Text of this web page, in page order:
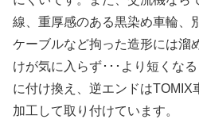
線、重厚感のある黒染め車輪、
ケーブルなど拘った造形には溜
けが気に入らず･･･より短くな
に付け換え、逆エンドはTOMIX
加工して取り付けています。